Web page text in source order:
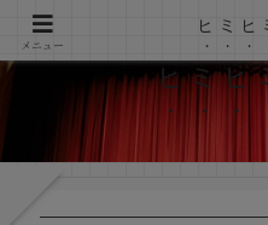
ヒミヒ
メニュー
ヒミヒ